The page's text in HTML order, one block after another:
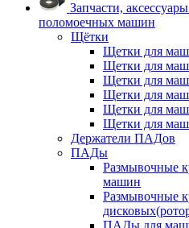
Запчасти,
поломоечных машин
Щётки
Щетки для
Щетки для
Щетки для
Щетки для
Щетки для
Щетки для
Держатели ПАДов
ПАДы
Размывочные
машин
Размывочные